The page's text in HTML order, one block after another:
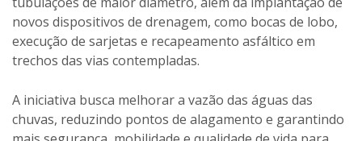
novos dispositivos de drenagem, como bocas de lobo,
execução de sarjetas e recapeamento asfáltico em
trechos das vias contempladas.
A iniciativa busca melhorar a vazão das águas das
chuvas, reduzindo pontos de alagamento e garantindo